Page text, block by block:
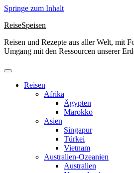
Springe zum Inhalt
ReiseSpeisen
Reisen und Rezepte aus aller Welt, mit
Umgang mit den Ressourcen unserer
Reisen
Afrika
Ägypten
Marokko
Asien
Singapur
Türkei
Vietnam
Australien-Ozeanien
Australien